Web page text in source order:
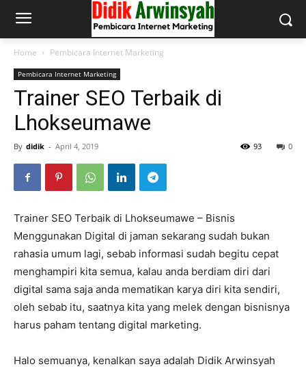
Home Pembicara Internet Marketing
Pembicara Internet Marketing
Trainer SEO Terbaik di
Lhokseumawe
By didik - April 4, 2019 0
93
Trainer SEO Terbaik di Lhokseumawe – Bisnis
Menggunakan Digital di jaman sekarang sudah bukan
rahasia umum lagi, sebab informasi sudah begitu cepat
menghampiri kita semua, kalau anda berdiam diri dari
digital sama saja anda mematikan karya diri kita sendiri,
oleh sebab itu, saatnya kita yang melek dengan bisnisnya
harus paham tentang digital marketing.
Halo semuanya, kenalkan saya adalah Didik Arwinsyah